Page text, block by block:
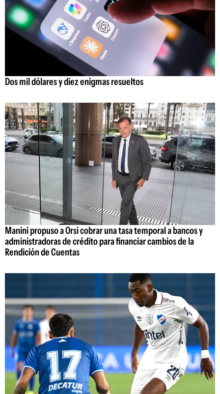
Dos mil dólares y diez enigmas resueltos
Manini propuso a Orsi cobrar una tasa temporal a bancos y
administradoras de crédito para financiar cambios de la
Rendición de Cuentas